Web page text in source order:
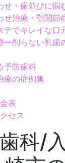
せ・歯並びに悩
せ治療・顎関節
テでキレイな口
ー削らない乳歯
予防歯科
療の症例集
表
セス
科/